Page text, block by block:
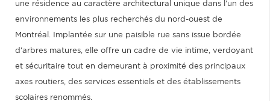
une résidence au caractère architectural unique dans l'un des
environnements les plus recherchés du nord-ouest de
Montréal. Implantée sur une paisible rue sans issue bordée
d'arbres matures, elle offre un cadre de vie intime, verdoyant
et sécuritaire tout en demeurant à proximité des principaux
axes routiers, des services essentiels et des établissements
scolaires renommés.